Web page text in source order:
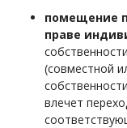
помещение
праве
(совместной
влечет